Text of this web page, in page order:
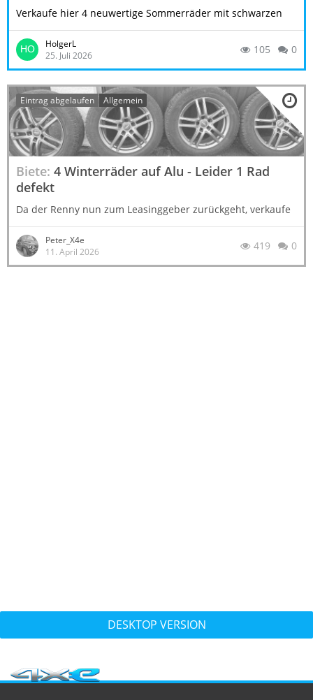
Verkaufe hier 4 neuwertige Sommerräder mit schwarzen
Goodyear Eagle F1, DOT '22, 235/55 R17 99H, Profiltiefe
6mm, ca 9000km gefahren. Die Felgen original Jeep Mopar
in schwarz, nur einen Sommer…
600€
HolgerL
25. Juli 2026
105 0
Eintrag abgelaufen Allgemein
Biete 4 Winterräder auf Alu - Leider 1 Rad
defekt
Da der Renny nun zum Leasinggeber zurückgeht, verkaufe
Zustand und haben wg. geringer Laufleistung noch 7mm
Restprofil,. Und ob ihr es glaubt oder nicht, auf der letzten
Fahrt hat ein Bordstein…
Peter_X4e
11. April 2026
419 0
DESKTOP VERSION